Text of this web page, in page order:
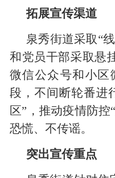
拓展宣传渠道
泉秀街道采取“
和党员干部采取悬
微信公众号和小区
段，不间断轮番进
区”，推动疫情防
恐慌、不传谣。
突出宣传重点